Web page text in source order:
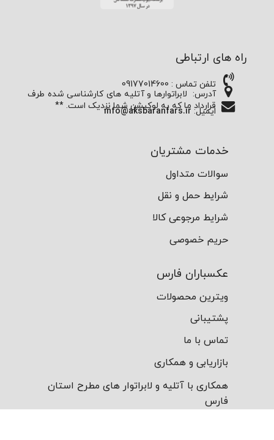
راه های ارتباطی
تلفن تماس : 09177014600
آدرس: لابراتوارها و آتلیه های کارشناسی شده طرف
قرارداد ما که به لوکیشن شما نزدیک است. **
ایمیل: info@aksbaranfars.ir
خدمات مشتریان
سوالات متداول
شرایط حمل و نقل
شرایط مرجوعی کالا
حریم خصوصی
عکسباران فارس
ویترین محصولات
پشتیبانی
تماس با ما
بازاریابی و همکاری
همکاری با آتلیه و لابراتوار های مطرح استان
فارس